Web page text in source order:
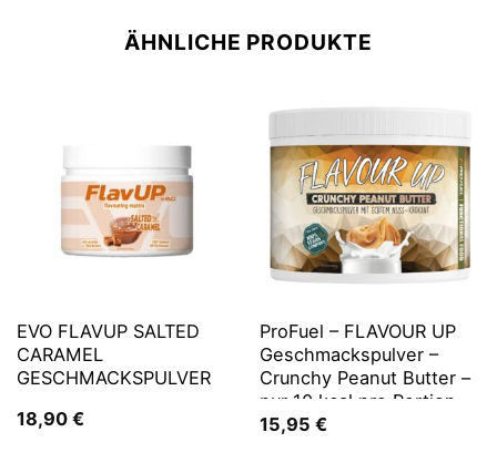
ÄHNLICHE PRODUKTE
EVO FLAVUP SALTED
CARAMEL
GESCHMACKSPULVER
18,90 €
ProFuel – FLAVOUR UP
Geschmackspulver –
Crunchy Peanut Butter –
nur 10 kcal pro Portion
15,95 €